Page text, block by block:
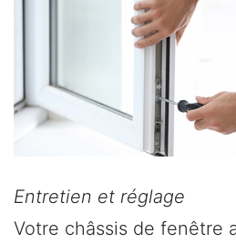
Entretien et réglage
Votre châssis de fenêtre